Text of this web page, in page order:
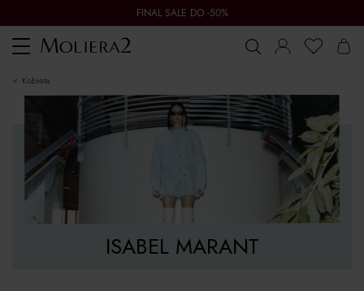
FINAL SALE DO -50%
Toggle
navigation
kobieta
ISABEL MARANT